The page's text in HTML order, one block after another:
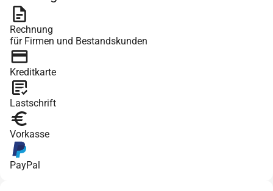
Rechnung
für Firmen und Bestandskunden
Kreditkarte
Lastschrift
Vorkasse
PayPal